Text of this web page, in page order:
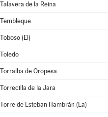
Talavera de la Reina
Tembleque
Toboso (El)
Toledo
Torralba de Oropesa
Torrecilla de la Jara
Torre de Esteban Hambrán (La)